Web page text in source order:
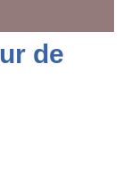
de